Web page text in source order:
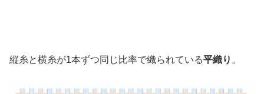
縦糸と横糸が1本ずつ同じ比率で織られている平織り 。